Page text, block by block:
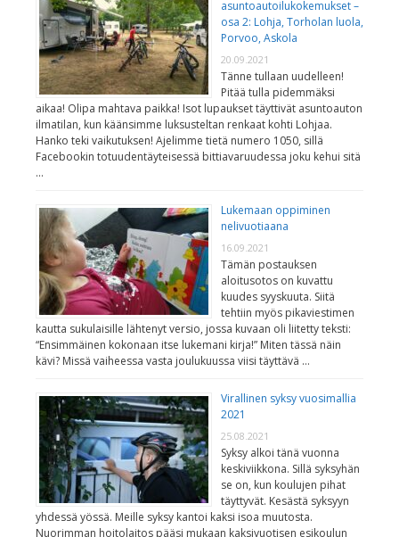
asuntoautoilukokemukset –
osa 2: Lohja, Torholan luola,
Porvoo, Askola
20.09.2021
Tänne tullaan uudelleen!
Pitää tulla pidemmäksi
aikaa! Olipa mahtava paikka! Isot lupaukset täyttivät asuntoauton
ilmatilan, kun käänsimme luksusteltan renkaat kohti Lohjaa.
Hanko teki vaikutuksen! Ajelimme tietä numero 1050, sillä
Facebookin totuudentäyteisessä bittiavaruudessa joku kehui sitä
…
Lukemaan oppiminen
nelivuotiaana
16.09.2021
Tämän postauksen
aloitusotos on kuvattu
kuudes syyskuuta. Siitä
tehtiin myös pikaviestimen
kautta sukulaisille lähtenyt versio, jossa kuvaan oli liitetty teksti:
“Ensimmäinen kokonaan itse lukemani kirja!” Miten tässä näin
kävi? Missä vaiheessa vasta joulukuussa viisi täyttävä …
Virallinen syksy vuosimallia
2021
25.08.2021
Syksy alkoi tänä vuonna
keskiviikkona. Sillä syksyhän
se on, kun koulujen pihat
täyttyvät. Kesästä syksyyn
yhdessä yössä. Meille syksy kantoi kaksi isoa muutosta.
Nuorimman hoitolaitos pääsi mukaan kaksivuotisen esikoulun